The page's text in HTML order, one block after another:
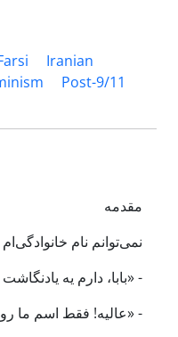
Iranian
Post-9/11
مقدمه
نمی‌توانم نام
- «بابا، دارم یه
- «عالیه! فقط اسم ما رو